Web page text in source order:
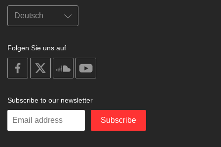
Folgen Sie uns auf
on
facebook
soundcloud
Subscribe to our newsletter
Enter
Subscribe